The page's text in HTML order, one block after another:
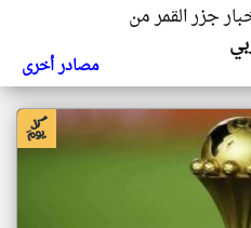
جزر القمر من
مصادر أخرى